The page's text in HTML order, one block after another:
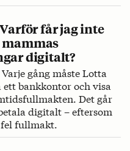
får jag inte
digitalt?
Varje gång måste Lotta
ett bankkontor och visa
Det går
digitalt – eftersom
fullmakt.